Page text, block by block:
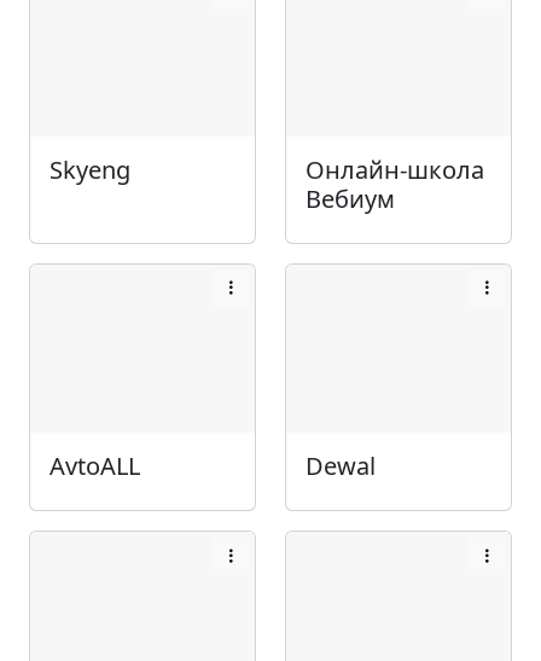
Skyeng
Онлайн-школа
Вебиум
AvtoALL Dewal